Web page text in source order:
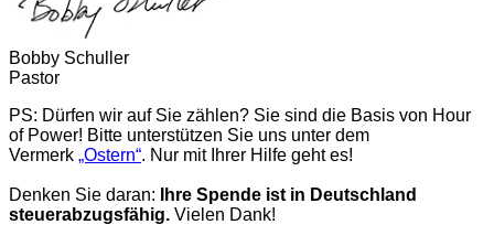
Bobby Schuller
Pastor
PS: Dürfen wir auf Sie zählen? Sie sind die Basis von Hour
of Power! Bitte unterstützen Sie uns unter dem
Vermerk „Ostern“. Nur mit Ihrer Hilfe geht es!
Denken Sie daran:
Ihre Spende ist in Deutschland
steuerabzugsfähig. Vielen Dank!